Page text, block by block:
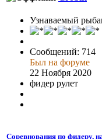
Узнаваемый
Сообщений: 714
Был на форуме
22 Ноября 2020
фидер рулет
Соревнования по фидеру,